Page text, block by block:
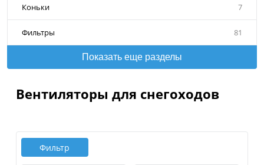
Коньки 7
Фильтры 81
Показать еще разделы
Вентиляторы для снегоходов
Фильтр